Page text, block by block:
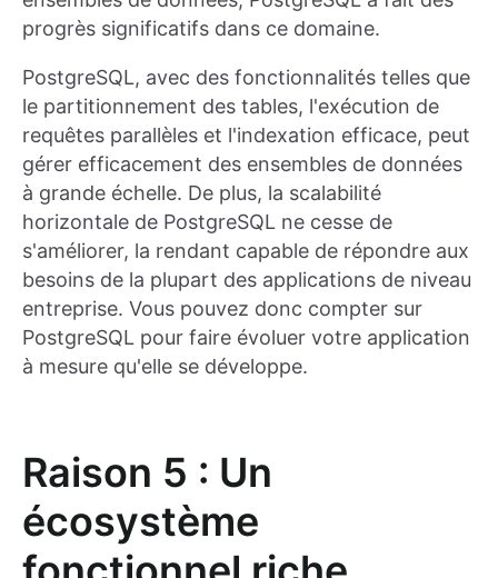
progrès significatifs dans ce domaine.
PostgreSQL, avec des fonctionnalités telles que
le partitionnement des tables, l'exécution de
requêtes parallèles et l'indexation efficace, peut
gérer efficacement des ensembles de données
à grande échelle. De plus, la scalabilité
horizontale de PostgreSQL ne cesse de
s'améliorer, la rendant capable de répondre aux
besoins de la plupart des applications de niveau
entreprise. Vous pouvez donc compter sur
PostgreSQL pour faire évoluer votre application
à mesure qu'elle se développe.
Raison 5 : Un
écosystème